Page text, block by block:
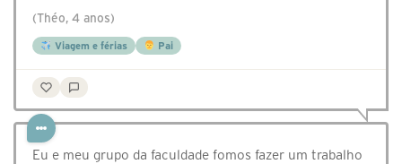
(Théo, 4 anos)
Viagem e férias Pai
Eu e meu grupo da faculdade fomos fazer um trabalho